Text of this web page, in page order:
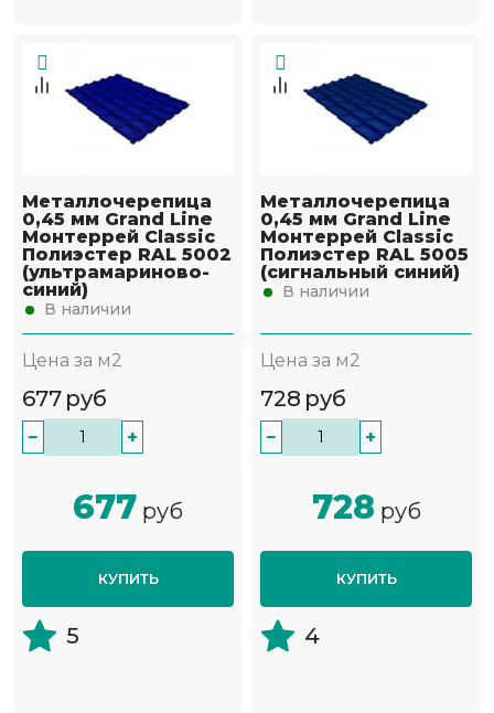
Металлочерепица
0,45 мм Grand Line
Монтеррей Classic
Полиэстер RAL 5002
(ультрамариново-
синий)
В наличии
Цена за м2
677 руб
− +
677 руб
КУПИТЬ
5
Металлочерепица
0,45 мм Grand Line
Монтеррей Classic
Полиэстер RAL 5005
(сигнальный синий)
В наличии
Цена за м2
728 руб
− +
728 руб
КУПИТЬ
4